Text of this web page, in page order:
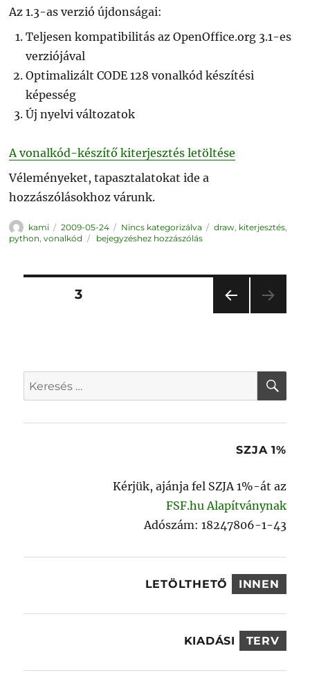
Az 1.3-as verzió újdonságai:
Teljesen kompatibilitás az OpenOffice.org 3.1-es
verziójával
Optimalizált CODE 128 vonalkód készítési
képesség
Új nyelvi változatok
A vonalkód-készítő kiterjesztés letöltése
Véleményeket, tapasztalatokat ide a
hozzászólásokhoz várunk.
Szerző
kami Közzétéve
2009-05-24 Kategória
Nincs kategorizálva Címke
draw, kiterjesztés,
python,vonalkód
Megjelent
as
bejegyzéshez hozzászólás
Bejegyzések
OLDAL3
Keresés
a
SZJA 1%
Kérjük, ajánja fel SZJA 1%-át az
FSF.hu Alapítványnak
Adószám: 18247806-1-43
LETÖLTHETŐ INNEN
KIADÁSI TERV